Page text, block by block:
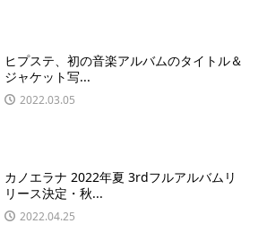
ヒプステ、初の音楽アルバムのタイトル＆
ジャケット写...
2022.03.05
カノエラナ 2022年夏 3rdフルアルバムリ
リース決定・秋...
2022.04.25